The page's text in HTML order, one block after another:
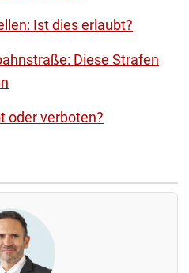
Ist dies erlaubt?
Diese Strafen
oder verboten?